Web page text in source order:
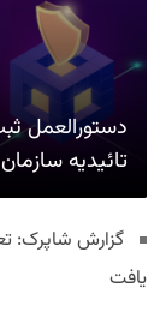
دستورالعمل
تائیدیه
یافت